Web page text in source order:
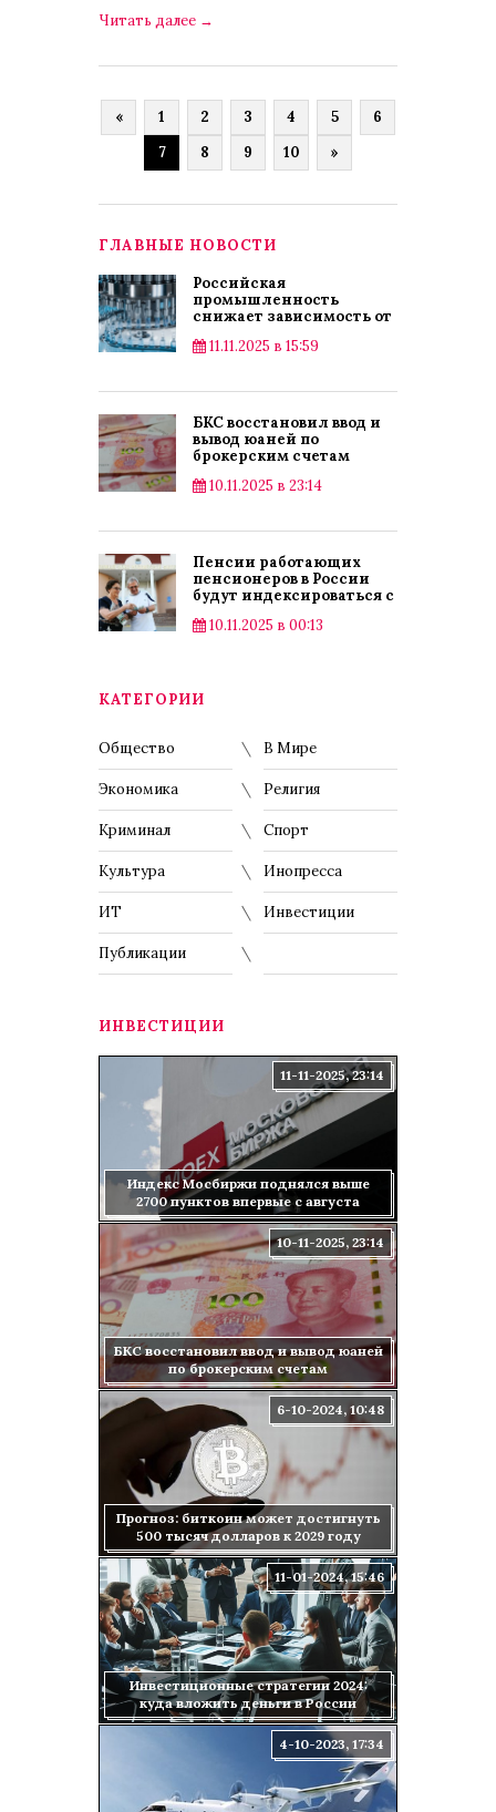
Читать далее →
« 1 2 3 4 5
6
7
8 9 10 »
ГЛАВНЫЕ НОВОСТИ
Российская
промышленность
снижает зависимость от
11.11.2025 в 15:59
БКС восстановил ввод и
вывод юаней по
брокерским счетам
10.11.2025 в 23:14
Пенсии работающих
пенсионеров в России
будут индексироваться с
10.11.2025 в 00:13
КАТЕГОРИИ
Общество В Мире
Экономика Религия
Криминал Спорт
Культура Инопресса
ИТ Инвестиции
Публикации
ИНВЕСТИЦИИ
Индекс Мосбиржи поднялся выше
2700 пунктов впервые с августа
11-11-2025, 23:14
БКС восстановил ввод и вывод юаней
по брокерским счетам
10-11-2025, 23:14
Прогноз: биткоин может достигнуть
500 тысяч долларов к 2029 году
6-10-2024, 10:48
Инвестиционные стратегии 2024:
куда вложить деньги в России
11-01-2024, 15:46
4-10-2023, 17:34